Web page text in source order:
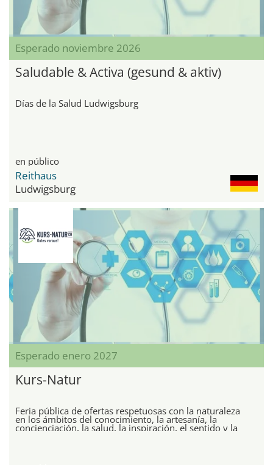
Esperado noviembre 2026
Saludable & Activa (gesund & aktiv)
Días de la Salud Ludwigsburg
en público
Reithaus
Ludwigsburg
Esperado enero 2027
Kurs-Natur
Feria pública de ofertas respetuosas con la naturaleza
en los ámbitos del conocimiento, la artesanía, la
concienciación, la salud, la inspiración, el sentido y la